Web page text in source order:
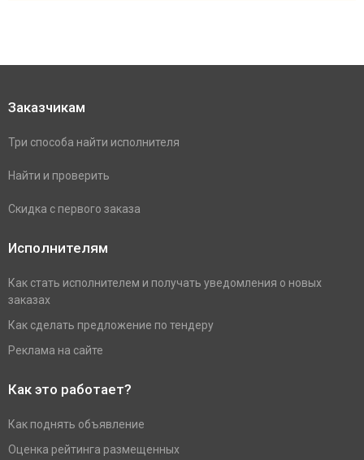
Заказчикам
Три способа найти исполнителя
Найти и проверить
Скидка с первого заказа
Исполнителям
Как стать исполнителем и получать уведомления о новых
заказах
Как сделать предложение по тендеру
Реклама на сайте
Как это работает?
Как поднять объявление
Оценка рейтинга размещенных